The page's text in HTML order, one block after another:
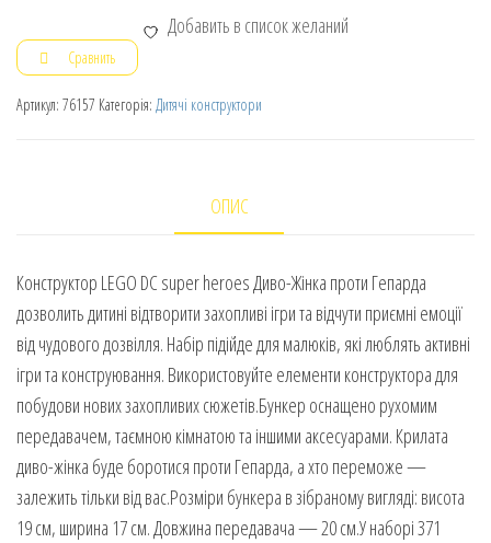
Добавить в список желаний
Сравнить
Артикул: 76157 Категорія: Дитячі конструктори
ОПИС
Конструктор LEGO DC super heroes Диво-Жінка проти Гепарда
дозволить дитині відтворити захопливі ігри та відчути приємні емоції
від чудового дозвілля. Набір підійде для малюків, які люблять активні
ігри та конструювання. Використовуйте елементи конструктора для
побудови нових захопливих сюжетів.Бункер оснащено рухомим
передавачем, таємною кімнатою та іншими аксесуарами. Крилата
диво-жінка буде боротися проти Гепарда, а хто переможе —
залежить тільки від вас.Розміри бункера в зібраному вигляді: висота
19 см, ширина 17 см. Довжина передавача — 20 см.У наборі 371